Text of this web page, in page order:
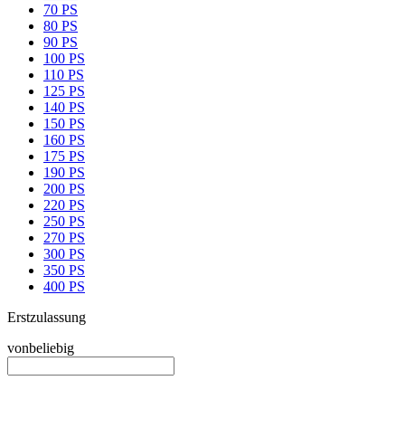
70 PS
80 PS
90 PS
100 PS
110 PS
125 PS
140 PS
150 PS
160 PS
175 PS
190 PS
200 PS
220 PS
250 PS
270 PS
300 PS
350 PS
400 PS
Erstzulassung
vonbeliebig